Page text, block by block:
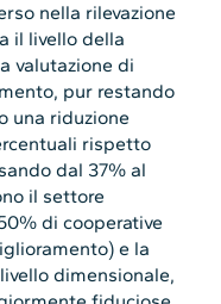
nella rilevazione
il livello della
valutazione di
pur restando
una riduzione
rispetto
dal 37% al
il settore
di cooperative
e la
dimensionale,